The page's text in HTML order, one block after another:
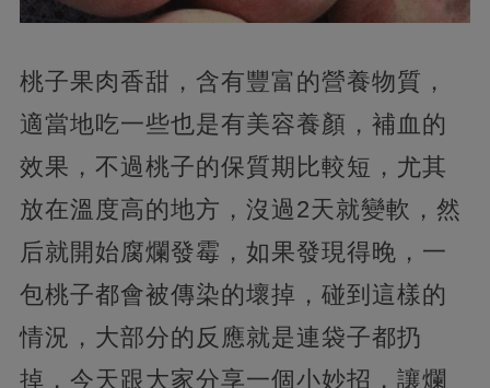
桃子果肉香甜，含有豐富的營養物質，
適當地吃一些也是有美容養顏，補血的
效果，不過桃子的保質期比較短，尤其
放在溫度高的地方，沒過2天就變軟，然
后就開始腐爛發霉，如果發現得晚，一
包桃子都會被傳染的壞掉，碰到這樣的
情況，大部分的反應就是連袋子都扔
掉，今天跟大家分享一個小妙招，讓爛